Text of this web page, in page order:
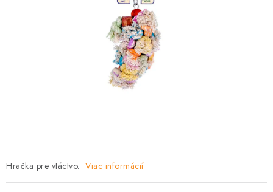
Hračka pre vtáctvo. Viac informácií